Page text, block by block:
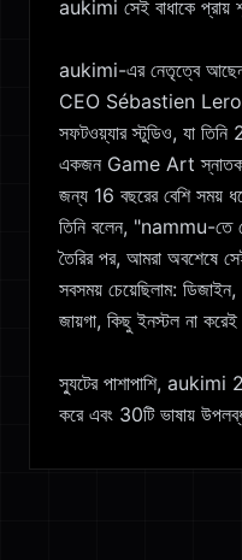
aukimi সেই বাধাকে প্রায়
aukimi-এর নেতৃত্বে
CEO Sébastien
সফটওয়্যার স্টুডিও, যা তিনি
একজন Game Art স্নাতক,
জন্য 16 বছরের বেশি সময়
তিনি বলেন, "nammu-তে
তৈরির পর, আমরা অবশেষে
সবসময় চেয়েছিলাম:
জায়গা, কিছু ইনস্টল না
স্যুটের পাশাপাশি, aukimi
করে এবং 30টি ভাষায়